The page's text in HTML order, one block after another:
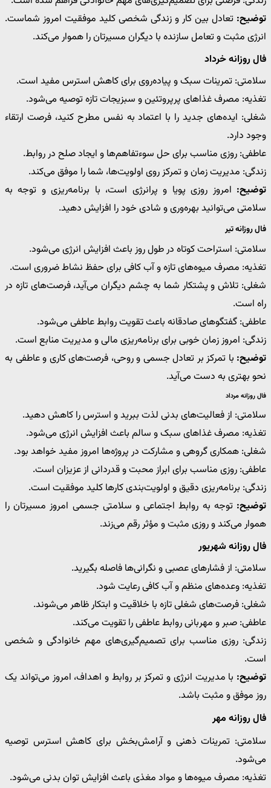
توضیح: تعادل بین کار و زندگی شخصی کلید موفقیت امروز شماست.
انرژی مثبت و تعامل سازنده با دیگران مسیرتان را هموار می‌کند.
فال روزانه خرداد
سلامتی: تمرینات سبک و پیاده‌روی برای کاهش استرس مفید است.
تغذیه: مصرف غذاهای پرپروتئین و سبزیجات تازه توصیه می‌شود.
شغلی: ایده‌های جدید را با اعتماد به نفس مطرح کنید، فرصت ارتقاء
وجود دارد.
عاطفی: روزی مناسب برای حل سوءتفاهم‌ها و ایجاد صلح در روابط.
زندگی: مدیریت زمان و تمرکز روی اولویت‌ها، شما را موفق می‌کند.
توضیح: امروز روزی پویا و پرانرژی است، با برنامه‌ریزی و توجه به
سلامتی می‌توانید بهره‌وری و شادی خود را افزایش دهید.
فال روزانه تیر
سلامتی: استراحت کوتاه در طول روز باعث افزایش انرژی می‌شود.
تغذیه: مصرف میوه‌های تازه و آب کافی برای حفظ نشاط ضروری است.
شغلی: تلاش و پشتکار شما به چشم دیگران می‌آید، فرصت‌های تازه در
راه است.
عاطفی: گفتگوهای صادقانه باعث تقویت روابط عاطفی می‌شود.
زندگی: امروز زمان خوبی برای برنامه‌ریزی مالی و مدیریت منابع است.
توضیح: با تمرکز بر تعادل جسمی و روحی، فرصت‌های کاری و عاطفی به
نحو بهتری به دست می‌آید.
فال روزانه مرداد
سلامتی: از فعالیت‌های بدنی لذت ببرید و استرس را کاهش دهید.
تغذیه: مصرف غذاهای سبک و سالم باعث افزایش انرژی می‌شود.
شغلی: همکاری گروهی و مشارکت در پروژه‌ها امروز مفید خواهد بود.
عاطفی: روزی مناسب برای ابراز محبت و قدردانی از عزیزان است.
زندگی: برنامه‌ریزی دقیق و اولویت‌بندی کارها کلید موفقیت است.
توضیح: توجه به روابط اجتماعی و سلامتی جسمی امروز مسیرتان را
هموار می‌کند و روزی مثبت و مؤثر رقم می‌زند.
فال روزانه شهریور
سلامتی: از فشارهای عصبی و نگرانی‌ها فاصله بگیرید.
تغذیه: وعده‌های منظم و آب کافی رعایت شود.
شغلی: فرصت‌های شغلی تازه با خلاقیت و ابتکار ظاهر می‌شوند.
عاطفی: صبر و مهربانی روابط عاطفی را تقویت می‌کند.
زندگی: روزی مناسب برای تصمیم‌گیری‌های مهم خانوادگی و شخصی
است.
توضیح: با مدیریت انرژی و تمرکز بر روابط و اهداف، امروز می‌تواند یک
روز موفق و مثبت باشد.
فال روزانه مهر
سلامتی: تمرینات ذهنی و آرامش‌بخش برای کاهش استرس توصیه
می‌شود.
تغذیه: مصرف میوه‌ها و مواد مغذی باعث افزایش توان بدنی می‌شود.